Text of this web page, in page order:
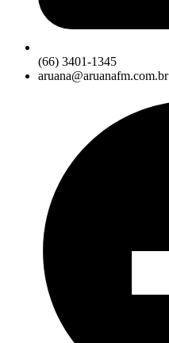
(66) 3401-1345
aruana@aruanafm.com.br